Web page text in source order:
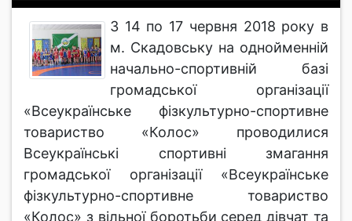
З 14 по 17 червня 2018 року в
м. Скадовську на однойменній
начально-спортивній базі
громадської організації
«Всеукраїнське фізкультурно-спортивне
товариство «Колос» проводилися
Всеукраїнські спортивні змагання
громадської організації «Всеукраїнське
фізкультурно-спортивне товариство
«Колос» з вільної боротьби серед дівчат та